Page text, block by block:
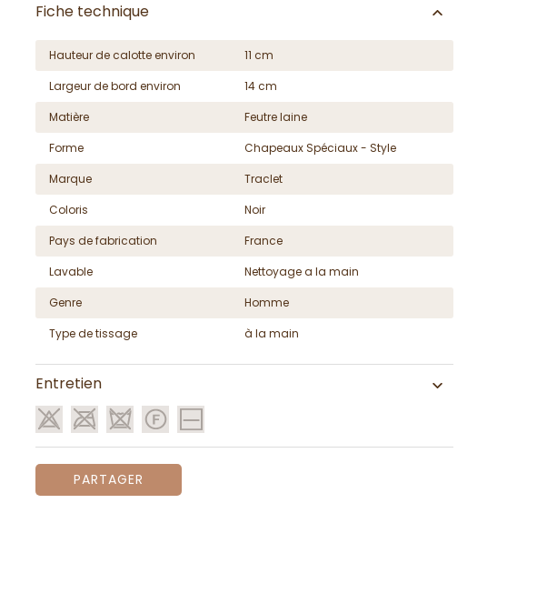
Fiche technique
Hauteur de calotte environ
11 cm
Largeur de bord environ
14 cm
Matière
Feutre laine
Forme
Chapeaux Spéciaux - Style
Marque
Traclet
Coloris
Noir
Pays de fabrication
France
Lavable
Nettoyage a la main
Genre
Homme
Type de tissage
à la main
Entretien
PARTAGER